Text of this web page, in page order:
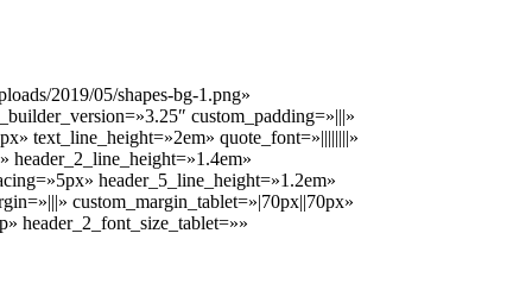
2019/05/shapes-bg-1.png»
custom_padding=»|||»
text_line_height=»2em» quote_font=»||||||||»
header_2_line_height=»1.4em»
header_5_line_height=»1.2em»
custom_margin_tablet=»|70px||70px»
header_2_font_size_tablet=»»